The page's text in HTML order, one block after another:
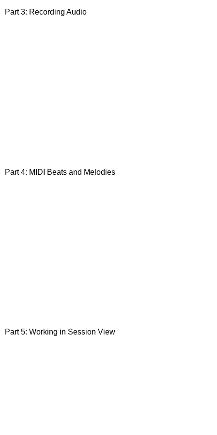
Part 3: Recording Audio
Part 4: MIDI Beats and Melodies
Part 5: Working in Session View